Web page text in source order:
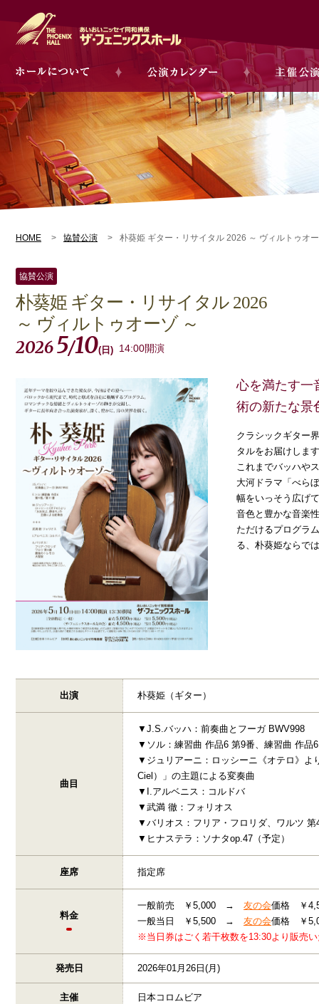
HOME 協賛公演 朴葵姫 ギター・リサイタル 2026 ～ ヴィルトゥオ
協賛公演
朴葵姫 ギター・リサイタル 2026
～ ヴィルトゥオーゾ ～
20265/10( 日 ) 14:00開演
心を満たす一
術の新たな景
クラシックギター
タルをお届けしま
これまでバッハや
大河ドラマ「べら
幅をいっそう広げ
音色と豊かな音楽
ただけるプログラ
る、朴葵姫ならで
出演 朴葵姫（ギター）
曲目
▼J.S.バッハ：前奏曲とフーガ BWV998
▼ソル：練習曲 作品6 第9番、練習曲 作品
▼ジュリアーニ：ロッシーニ《オテロ》よ
Ciel）」の主題による変奏曲
▼I.アルベニス：コルドバ
▼武満 徹：フォリオス
▼バリオス：フリア・フロリダ、ワルツ
▼ヒナステラ：ソナタop.47（予定）
座席 指定席
料金
一般前売 ￥5,000 → 友の会価格 ￥
一般当日 ￥5,500 → 友の会価格 ￥
※当日券はごく若干枚数を13:30より販売
発売日 2026年01月26日(月)
主催 日本コロムビア